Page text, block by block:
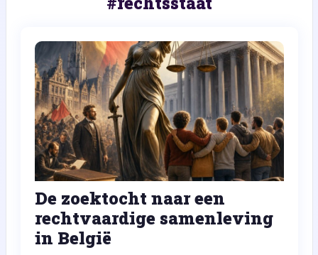
De zoektocht naar een
rechtvaardige samenleving
in België